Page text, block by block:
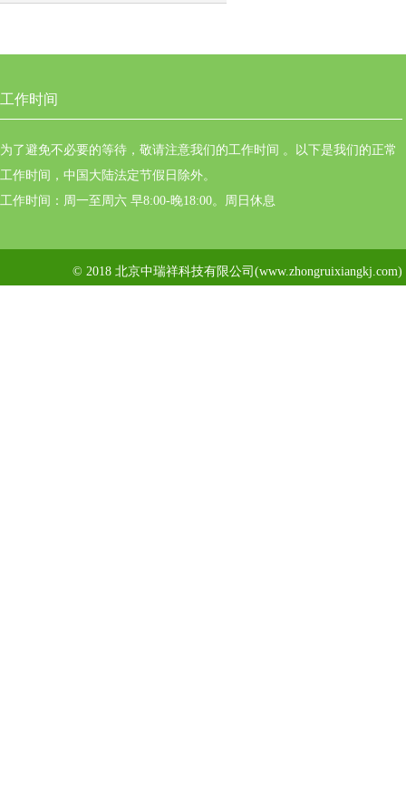
工作时间
为了避免不必要的等待，敬请注意我们的工作时间 。以下是我们的正常
工作时间，中国大陆法定节假日除外。
工作时间：周一至周六 早8:00-晚18:00。周日休息
© 2018 北京中瑞祥科技有限公司